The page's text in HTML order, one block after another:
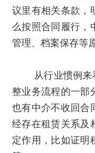
议里有相关条款，
么按照合同履行，
管理、档案保存等
从行业惯例来看
整业务流程的一部
也有中介不收回合
经存在租赁关系及
定作用，比如证明